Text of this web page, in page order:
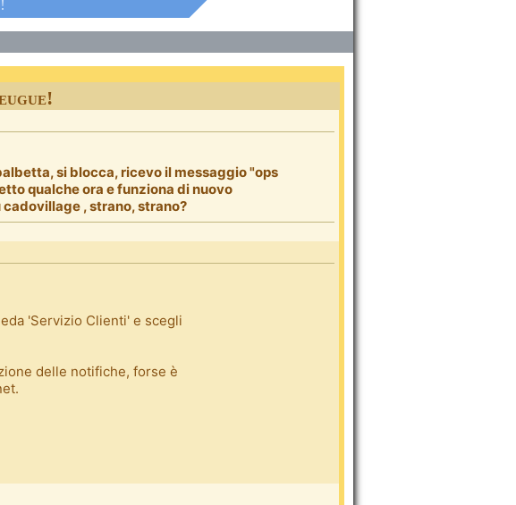
si blocca, ricevo il messaggio "ops
qualche ora e funziona di nuovo
, strano, strano?
'Servizio Clienti' e scegli
delle notifiche, forse è